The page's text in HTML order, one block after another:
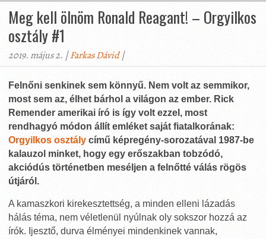
Meg kell ölnöm Ronald Reagant! – Orgyilkos
osztály #1
2019. május 2. |Farkas Dávid|
Felnőni senkinek sem könnyű. Nem volt az semmikor,
most sem az, élhet bárhol a világon az ember. Rick
Remender amerikai író is így volt ezzel, most
rendhagyó módon állít emléket saját fiatalkorának:
Orgyilkos osztály című képregény-sorozatával 1987-be
kalauzol minket, hogy egy erőszakban tobzódó,
akciódús történetben meséljen a felnőtté válás rögös
útjáról.
A kamaszkori kirekesztettség, a minden elleni lázadás
hálás téma, nem véletlenül nyúlnak oly sokszor hozzá az
írók. Ijesztő, durva élményei mindenkinek vannak,